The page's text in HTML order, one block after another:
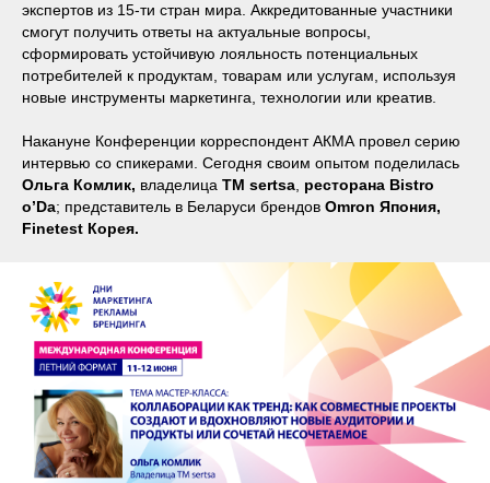
экспертов из 15-ти стран мира. Аккредитованные участники
смогут получить ответы на актуальные вопросы,
сформировать устойчивую лояльность потенциальных
потребителей к продуктам, товарам или услугам, используя
новые инструменты маркетинга, технологии или креатив.
Накануне Конференции корреспондент АКМА провел серию
интервью со спикерами. Сегодня своим опытом поделилась
Ольга Комлик, владелица ТМ sertsa ресторана Bistro
o’Da; представитель в Беларуси брендов Omron Япония,
Finetest Корея.